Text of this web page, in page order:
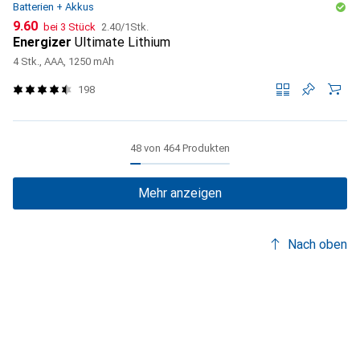
Batterien + Akkus
CHF
9.60 bei 3 Stück CHF
2.40/1Stk.
Energizer Ultimate Lithium
4 Stk., AAA, 1250 mAh
198
48 von 464 Produkten
Mehr anzeigen
Nach oben